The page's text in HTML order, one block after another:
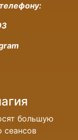
большую
сеансов